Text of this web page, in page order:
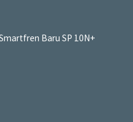
Baru SP 10N+